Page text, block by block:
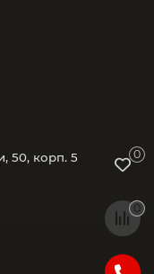
50, корп. 5
0
0